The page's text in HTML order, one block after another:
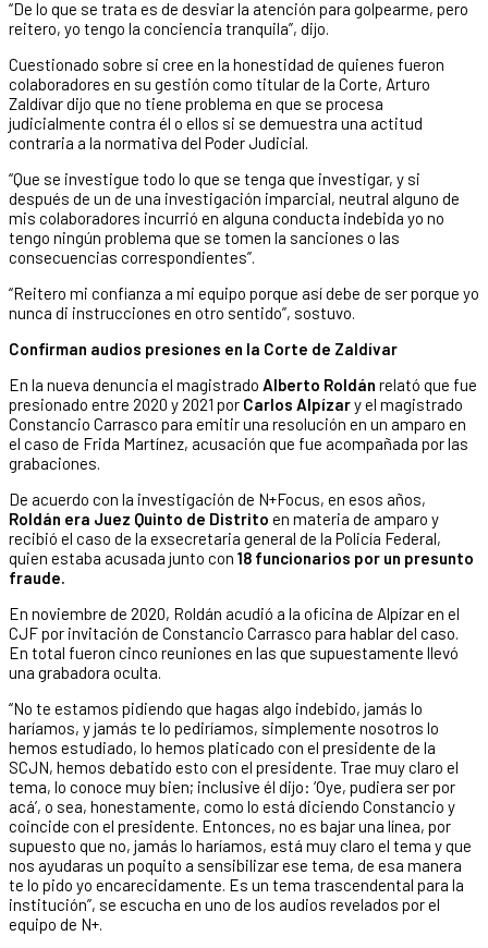
“De lo que se trata es de desviar la atención para golpearme, pero
reitero, yo tengo la conciencia tranquila”, dijo.
Cuestionado sobre si cree en la honestidad de quienes fueron
colaboradores en su gestión como titular de la Corte, Arturo
Zaldívar dijo que no tiene problema en que se procesa
judicialmente contra él o ellos si se demuestra una actitud
contraria a la normativa del Poder Judicial.
“Que se investigue todo lo que se tenga que investigar, y si
después de un de una investigación imparcial, neutral alguno de
mis colaboradores incurrió en alguna conducta indebida yo no
tengo ningún problema que se tomen la sanciones o las
consecuencias correspondientes”.
“Reitero mi confianza a mi equipo porque así debe de ser porque yo
nunca di instrucciones en otro sentido”, sostuvo.
Confirman audios presiones en la Corte de Zaldívar
En la nueva denuncia el magistrado Alberto Roldán relató que fue
presionado entre 2020 y 2021 por Carlos Alpízary el magistrado
Constancio Carrasco para emitir una resolución en un amparo en
el caso de Frida Martínez, acusación que fue acompañada por las
grabaciones.
De acuerdo con la investigación de N+Focus, en esos años,
Roldán era Juez Quinto de Distrito en materia de amparo y
recibió el caso de la exsecretaria general de la Policía Federal,
quien estaba acusada junto con 18 funcionarios por un presunto
fraude.
En noviembre de 2020, Roldán acudió a la oficina de Alpízar en el
CJF por invitación de Constancio Carrasco para hablar del caso.
En total fueron cinco reuniones en las que supuestamente llevó
una grabadora oculta.
“No te estamos pidiendo que hagas algo indebido, jamás lo
haríamos, y jamás te lo pediríamos, simplemente nosotros lo
hemos estudiado, lo hemos platicado con el presidente de la
SCJN, hemos debatido esto con el presidente. Trae muy claro el
tema, lo conoce muy bien; inclusive él dijo: ‘Oye, pudiera ser por
acá’, o sea, honestamente, como lo está diciendo Constancio y
coincide con el presidente. Entonces, no es bajar una línea, por
supuesto que no, jamás lo haríamos, está muy claro el tema y que
nos ayudaras un poquito a sensibilizar ese tema, de esa manera
te lo pido yo encarecidamente. Es un tema trascendental para la
institución”, se escucha en uno de los audios revelados por el
equipo de N+.